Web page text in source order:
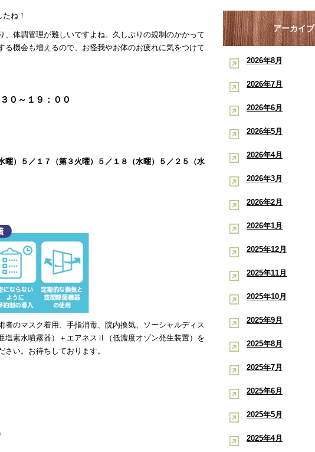
ね！
体調管理が難しいですよね。久しぶりの規制のかかって
機会も増えるので、お怪我やお体のお疲れに気をつけて
～１９：００
曜）５／１７（第３火曜）５／１８（水曜）５／２５（水
のマスク着用、手指消毒、院内換気、ソーシャルディス
塩素水噴霧器）＋エアネスⅡ（低濃度オゾン発生装置）を
い。お待ちしております。
骨院
アーカイブ
2026年8月
2026年7月
2026年6月
2026年5月
2026年4月
2026年3月
2026年2月
2026年1月
2025年12月
2025年11月
2025年10月
2025年9月
2025年8月
2025年7月
2025年6月
2025年5月
2025年4月